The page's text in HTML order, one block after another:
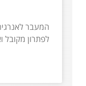
המעבר
לפתרון מקובל